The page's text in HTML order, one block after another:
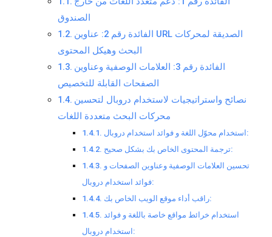
الصندوق
الفائدة رقم 2: عناوين URL الصديقة لمحركات
البحث وهيكل المحتوى
الفائدة رقم 3: العلامات الوصفية وعناوين
الصفحات القابلة للتخصيص
نصائح واستراتيجيات لاستخدام دروبال لتحسين
محركات البحث متعددة اللغات
استخدام محوّل اللغة و فوائد استخدام دروبال:
ترجمة المحتوى الخاص بك بشكل صحيح:
تحسين العلامات الوصفية وعناوين الصفحات و
فوائد استخدام دروبال:
راقب أداء موقع الويب الخاص بك:
استخدام خرائط مواقع خاصة باللغة و فوائد
استخدام دروبال: